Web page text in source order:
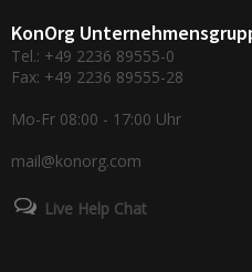
KonOrg
Tel.: +49 2236 89555-0
Fax: +49 2236 89555-28
Mo-Fr 08:00 - 17:00 Uhr
mail@konorg.com
Live Help Chat